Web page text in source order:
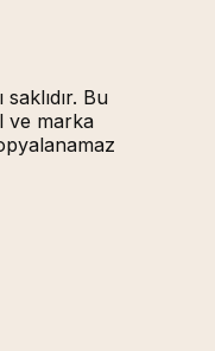
Bu
ve marka